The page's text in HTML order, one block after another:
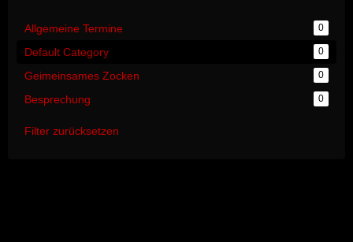
Allgemeine Termine 0
Default Category 0
Geimeinsames Zocken 0
Besprechung 0
Filter zurücksetzen